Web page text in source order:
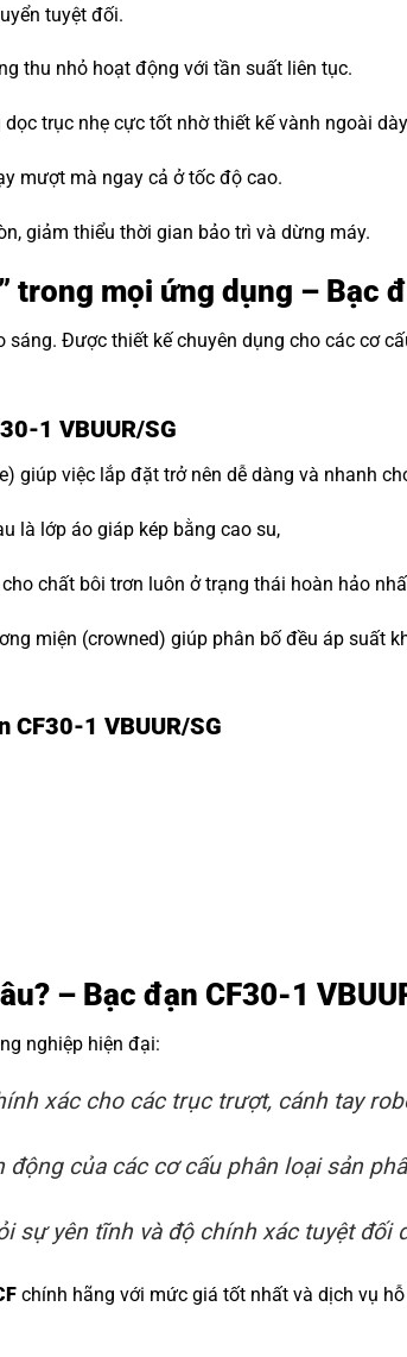
tuyệt đối.
thu nhỏ hoạt động với tần suất liên tục.
trục nhẹ cực tốt nhờ thiết kế vành ngoài
mượt mà ngay cả ở tốc độ cao.
giảm thiểu thời gian bảo trì và dừng máy.
mọi ứng dụng – Bạc
sáng. Được thiết kế chuyên dụng cho các cơ
1 VBUUR/SG
giúp việc lắp đặt trở nên dễ dàng và nhanh
là lớp áo giáp kép bằng cao su,
chất bôi trơn luôn ở trạng thái hoàn hảo
miện (crowned) giúp phân bố đều áp suất
CF30-1 VBUUR/SG
– Bạc đạn CF30-1
nghiệp hiện đại:
xác cho các trục trượt, cánh tay
của các cơ cấu phân loại sản
sự yên tĩnh và độ chính xác tuyệt đối
chính hãng với mức giá tốt nhất và dịch vụ